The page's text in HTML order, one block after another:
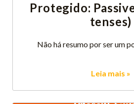
Protegido:
tenses)
Não há resumo por ser um
Leia mais »